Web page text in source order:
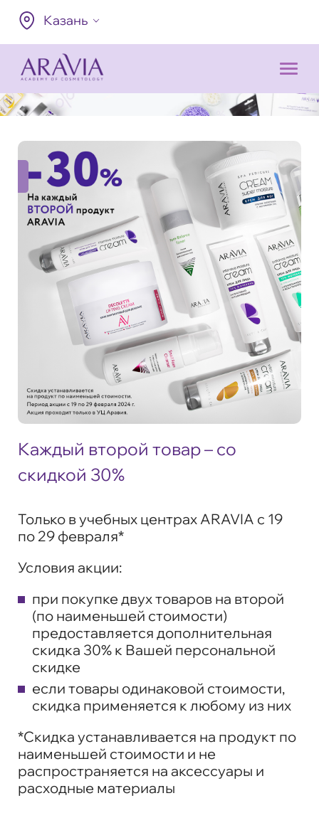
Казань
Каждый второй товар – со
скидкой 30%
Только в учебных центрах ARAVIA c 19
по 29 февраля*
Условия акции:
при покупке двух товаров на второй
(по наименьшей стоимости)
предоставляется дополнительная
скидка 30% к Вашей персональной
скидке
если товары одинаковой стоимости,
скидка применяется к любому из них
*Скидка устанавливается на продукт по
наименьшей стоимости и не
распространяется на аксессуары и
расходные материалы